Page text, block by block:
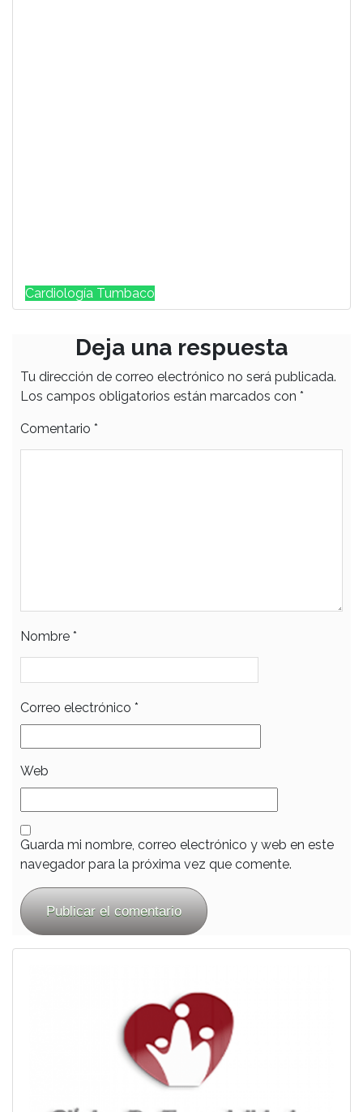
Cardiología Tumbaco
Deja una respuesta
Tu dirección de correo electrónico no será publicada.
Los campos obligatorios están marcados con *
Comentario *
Nombre *
Correo electrónico *
Web
Guarda mi nombre, correo electrónico y web en este
navegador para la próxima vez que comente.